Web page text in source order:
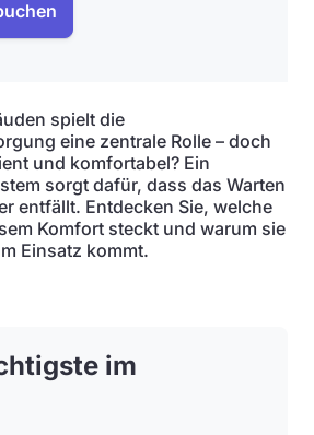
spielt die
eine zentrale Rolle – doch
und komfortabel? Ein
sorgt dafür, dass das Warten
entfällt. Entdecken Sie, welche
Komfort steckt und warum sie
Einsatz kommt.
im